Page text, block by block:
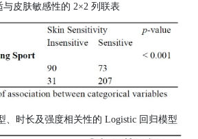
皮肤敏感性的 2×2 列联表
、时长及强度相关性的 Logistic 回归模型